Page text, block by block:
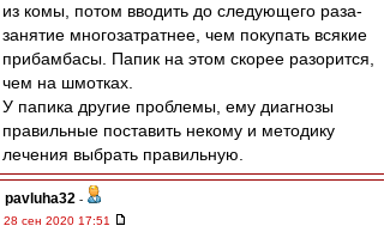
из комы, потом вводить до следующего раза-
занятие многозатратнее, чем покупать всякие
прибамбасы. Папик на этом скорее разорится,
чем на шмотках.
У папика другие проблемы, ему диагнозы
правильные поставить некому и методику
лечения выбрать правильную.
pavluha32 -
28 сен 2020 17:51